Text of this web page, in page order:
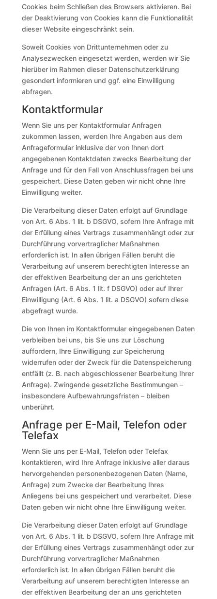
Cookies beim Schließen des Browsers aktivieren. Bei
der Deaktivierung von Cookies kann die Funktionalität
dieser Website eingeschränkt sein.
Soweit Cookies von Drittunternehmen oder zu
Analysezwecken eingesetzt werden, werden wir Sie
hierüber im Rahmen dieser Datenschutzerklärung
gesondert informieren und ggf. eine Einwilligung
abfragen.
Kontaktformular
Wenn Sie uns per Kontaktformular Anfragen
zukommen lassen, werden Ihre Angaben aus dem
Anfrageformular inklusive der von Ihnen dort
angegebenen Kontaktdaten zwecks Bearbeitung der
Anfrage und für den Fall von Anschlussfragen bei uns
gespeichert. Diese Daten geben wir nicht ohne Ihre
Einwilligung weiter.
Die Verarbeitung dieser Daten erfolgt auf Grundlage
von Art. 6 Abs. 1 lit. b DSGVO, sofern Ihre Anfrage mit
der Erfüllung eines Vertrags zusammenhängt oder zur
Durchführung vorvertraglicher Maßnahmen
erforderlich ist. In allen übrigen Fällen beruht die
Verarbeitung auf unserem berechtigten Interesse an
der effektiven Bearbeitung der an uns gerichteten
Anfragen (Art. 6 Abs. 1 lit. f DSGVO) oder auf Ihrer
Einwilligung (Art. 6 Abs. 1 lit. a DSGVO) sofern diese
abgefragt wurde.
Die von Ihnen im Kontaktformular eingegebenen Daten
verbleiben bei uns, bis Sie uns zur Löschung
auffordern, Ihre Einwilligung zur Speicherung
widerrufen oder der Zweck für die Datenspeicherung
entfällt (z. B. nach abgeschlossener Bearbeitung Ihrer
Anfrage). Zwingende gesetzliche Bestimmungen –
insbesondere Aufbewahrungsfristen – bleiben
unberührt.
Anfrage per E-Mail, Telefon oder
Telefax
Wenn Sie uns per E-Mail, Telefon oder Telefax
kontaktieren, wird Ihre Anfrage inklusive aller daraus
hervorgehenden personenbezogenen Daten (Name,
Anfrage) zum Zwecke der Bearbeitung Ihres
Anliegens bei uns gespeichert und verarbeitet. Diese
Daten geben wir nicht ohne Ihre Einwilligung weiter.
Die Verarbeitung dieser Daten erfolgt auf Grundlage
von Art. 6 Abs. 1 lit. b DSGVO, sofern Ihre Anfrage mit
der Erfüllung eines Vertrags zusammenhängt oder zur
Durchführung vorvertraglicher Maßnahmen
erforderlich ist. In allen übrigen Fällen beruht die
Verarbeitung auf unserem berechtigten Interesse an
der effektiven Bearbeitung der an uns gerichteten